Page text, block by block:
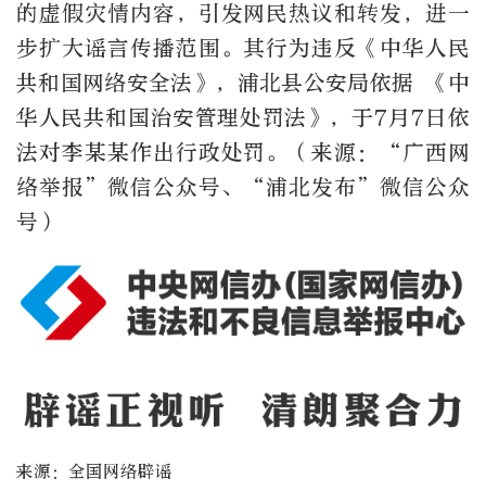
的虚假灾情内容，引发网民热议和转发，进一
步扩大谣言传播范围。其行为违反《中华人民
共和国网络安全法》，浦北县公安局依据 《中
华人民共和国治安管理处罚法》，于7月7日依
法对李某某作出行政处罚。（来源：“广西网
络举报”微信公众号、“浦北发布”微信公众
号）
来源：全国网络辟谣